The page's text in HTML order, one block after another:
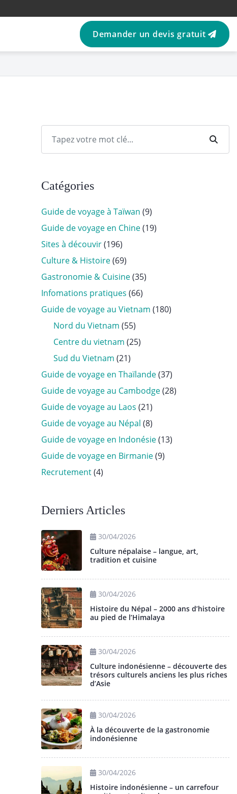
Demander un devis gratuit
Catégories
Guide de voyage à Taïwan (9)
Guide de voyage en Chine(19)
Sites à découvir(196)
Culture & Histoire(69)
Gastronomie & Cuisine(35)
Infomations pratiques (66)
Guide de voyage au Vietnam (180)
Nord du Vietnam (55)
Centre du vietnam (25)
Sud du Vietnam (21)
Guide de voyage en Thaïlande(37)
Guide de voyage au Cambodge(28)
Guide de voyage au Laos (21)
Guide de voyage au Népal (8)
Guide de voyage en Indonésie(13)
Guide de voyage en Birmanie(9)
Recrutement(4)
Derniers Articles
30/04/2026
Culture népalaise – langue, art,
tradition et cuisine
30/04/2026
Histoire du Népal – 2000 ans d’histoire
au pied de l’Himalaya
30/04/2026
Culture indonésienne – découverte des
trésors culturels anciens les plus riches
d’Asie
30/04/2026
À la découverte de la gastronomie
indonésienne
30/04/2026
Histoire indonésienne – un carrefour